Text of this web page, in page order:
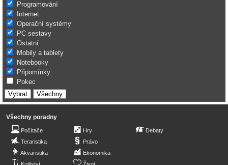
Programování
Internet
Operační systémy
PC sestavy
Ostatní
Mobily a tablety
Notebooky
Připomínky
Pokec
Všechny poradny
Počítače
Teraristika
Akvaristika
Hry
Právo
Ekonomika
Debaty